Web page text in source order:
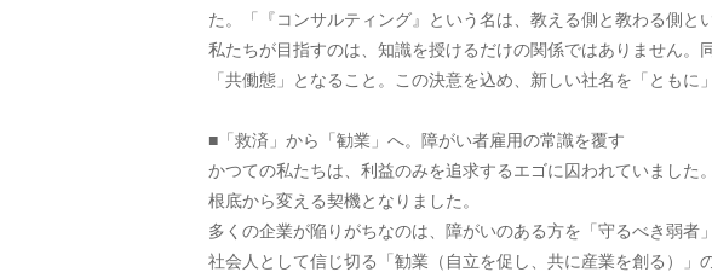
た。「『コンサルティング』という名は、教える側と教わる側と
私たちが目指すのは、知識を授けるだけの関係ではありません
「共働態」となること。この決意を込め、新しい社名を「ともに
■「救済」から「勧業」へ。障がい者雇用の常識を覆す
かつての私たちは、利益のみを追求するエゴに囚われていまし
根底から変える契機となりました。
多くの企業が陥りがちなのは、障がいのある方を「守るべき弱
社会人として信じ切る「勧業（自立を促し、共に産業を創る）」